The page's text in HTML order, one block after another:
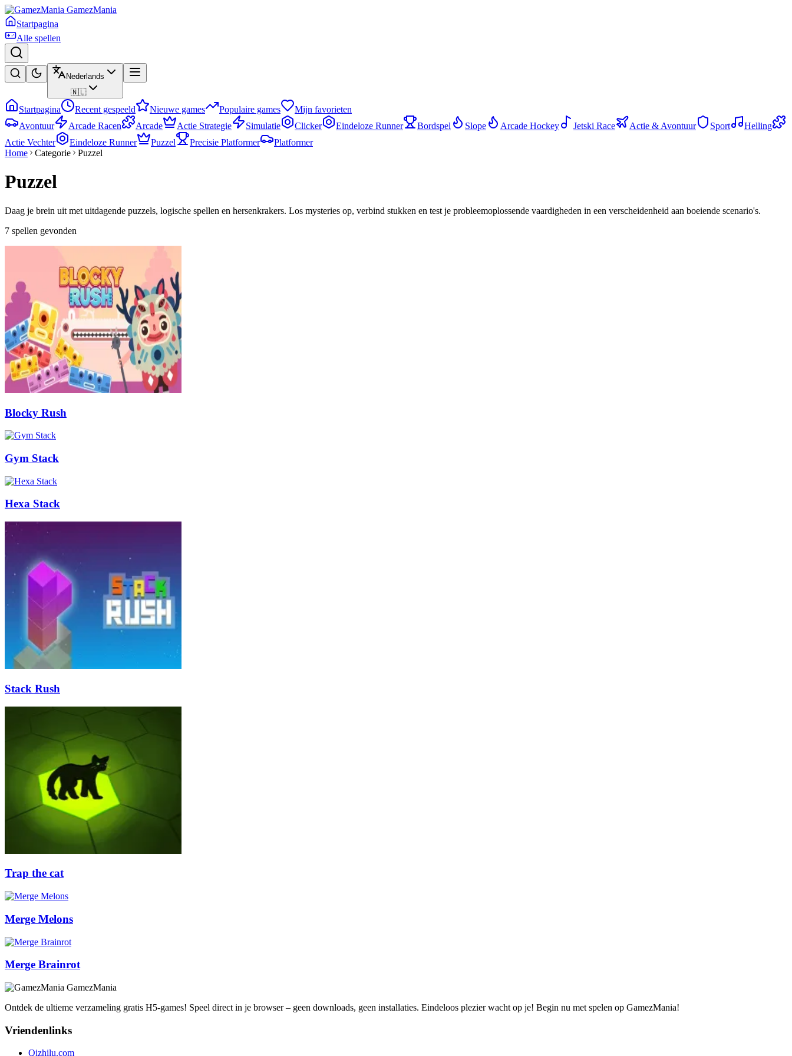
GamezMania
Startpagina
Alle spellen
Nederlands
🇳🇱
Startpagina Recent gespeeld Nieuwe games Populaire games
Mijn favorieten
Avontuur
Arcade Racen Arcade Actie Strategie Simulatie Clicker Eindeloze Runner Bordspel Slope Arcade Hockey Jetski Race Actie & Avontuur Sport
Helling
Actie Vechter
Eindeloze Runner Puzzel Precisie Platformer
Platformer
Home
Categorie Puzzel
Puzzel
Daag je brein uit met uitdagende puzzels, logische spellen en hersenkrakers. Los mysteries op, verbind stukken en test je probleemoplossende vaardigheden in een verscheidenheid aan boeiende scenario's.
7 spellen gevonden
Blocky Rush
Gym Stack
Hexa Stack
Stack Rush
Trap the cat
Merge Melons
Merge Brainrot
GamezMania
Ontdek de ultieme verzameling gratis H5-games! Speel direct in je browser – geen downloads, geen installaties. Eindeloos plezier wacht op je! Begin nu met spelen op GamezMania!
Vriendenlinks
Qizhilu.com